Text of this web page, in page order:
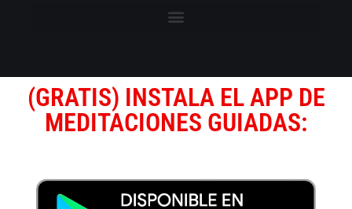
(GRATIS) INSTALA EL APP DE
MEDITACIONES GUIADAS: